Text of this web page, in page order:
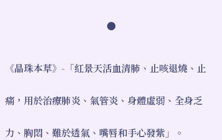
●
《晶珠本草》-「紅景天活血清肺、止咳退燒、止
痛，用於治療肺炎、氣管炎、身體虛弱、全身乏
力、胸悶、難於透氣、嘴唇和手心發紫」。